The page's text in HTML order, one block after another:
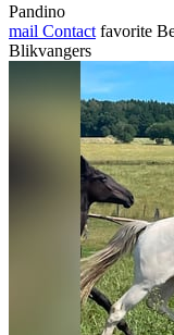
Pandino
mail Contact favorite
Blikvangers